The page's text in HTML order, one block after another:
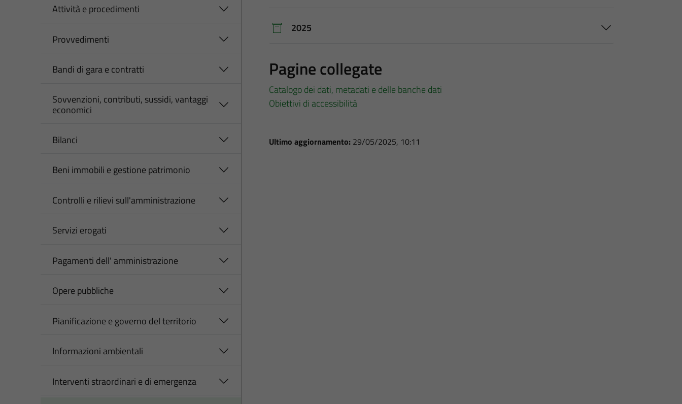
Attività e procedimenti
Provvedimenti
Bandi di gara e contratti
Sovvenzioni, contributi, sussidi, vantaggi
economici
Bilanci
Beni immobili e gestione patrimonio
Controlli e rilievi sull'amministrazione
Servizi erogati
Pagamenti dell' amministrazione
Opere pubbliche
Pianificazione e governo del territorio
Informazioni ambientali
Interventi straordinari e di emergenza
2025
Pagine collegate
Catalogo dei dati, metadati e delle banche dati
Obiettivi di accessibilità
Ultimo aggiornamento: 29/05/2025, 10:11